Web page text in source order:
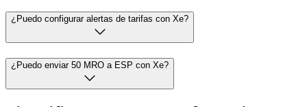
¿Puedo configurar alertas de tarifas con Xe?
¿Puedo enviar 50 MRO a ESP con Xe?